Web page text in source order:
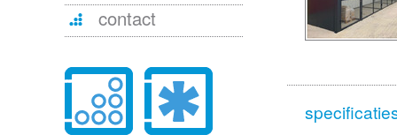
contact